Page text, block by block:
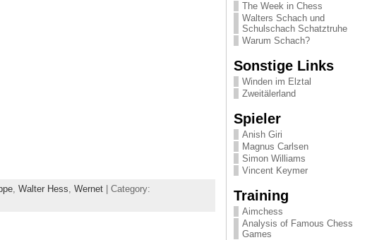
, Walter Hess, Wernet| Category:
The Week in Chess
Walters Schach und
Schulschach Schatztruhe
Warum Schach?
Sonstige Links
Winden im Elztal
Zweitälerland
Spieler
Anish Giri
Magnus Carlsen
Simon Williams
Vincent Keymer
Training
Aimchess
Analysis of Famous Chess
Games